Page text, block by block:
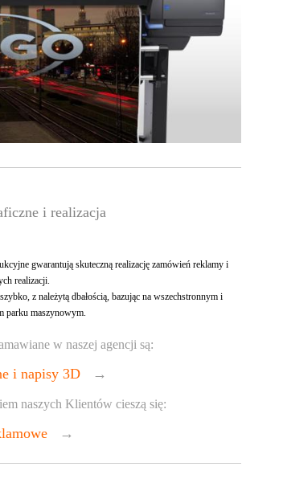
i realizacja
gwarantują skuteczną realizację zamówień reklamy i
realizacji.
z należytą dbałością, bazując na wszechstronnym i
parku maszynowym.
w naszej agencji są:
i napisy 3D →
naszych Klientów cieszą się:
→